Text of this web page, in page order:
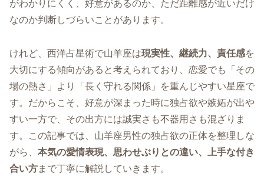
がわかりにくく、好意があるのか、ただ距離感が近いだけ
なのか判断しづらいことがあります。
けれど、西洋占星術で山羊座は現実性、継続力、責任感を
大切にする傾向があると考えられており、恋愛でも「その
場の熱さ」より「長く守れる関係」を重んじやすい星座で
す。だからこそ、好意が深まった時に独占欲や嫉妬が出や
すい一方で、その出方には誠実さも不器用さも混ざりま
す。この記事では、山羊座男性の独占欲の正体を整理しな
がら、 本気の愛情表現、思わせぶりとの違い、上手な付き
合い方まで丁寧に解説していきます。